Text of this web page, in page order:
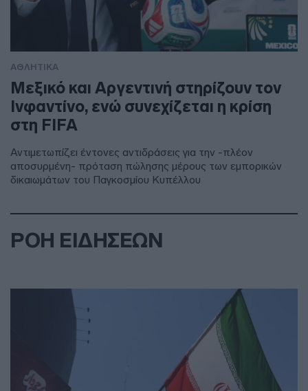
ΑΘΛΗΤΙΚΑ
Μεξικό και Αργεντινή στηρίζουν τον
Ινφαντίνο, ενώ συνεχίζεται η κρίση
στη FIFA
Αντιμετωπίζει έντονες αντιδράσεις για την -πλέον
αποσυρμένη- πρόταση πώλησης μέρους των εμπορικών
δικαιωμάτων του Παγκοσμίου Κυπέλλου
ΡΟΗ ΕΙΔΗΣΕΩΝ